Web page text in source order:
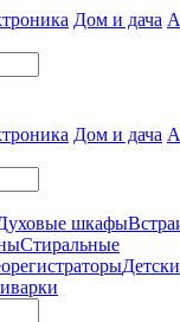
Дом и дача
Дом и дача
шкафы
Стиральные